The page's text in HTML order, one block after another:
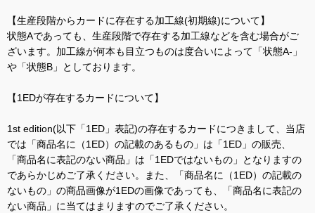
【生産段階からカードに存在する加工線(初期線)について】
状態Aであっても、生産段階で存在する加工線などを含む場合がご
ざいます。加工線が何本も目立つものは度合いによって「状態A-」
や「状態B」としております。
【1EDが存在するカードについて】
1st edition(以下「1ED」表記)の存在するカードにつきまして、当店
では「商品名に（1ED）の記載のあるもの」は「1ED」の販売、
「商品名に表記のない商品」は「1EDではないもの」となりますの
であらかじめご了承ください。また、「商品名に（1ED）の記載の
ないもの」の商品画像が1EDの画像であっても、「商品名に表記の
ない商品」に当てはまりますのでご了承ください。